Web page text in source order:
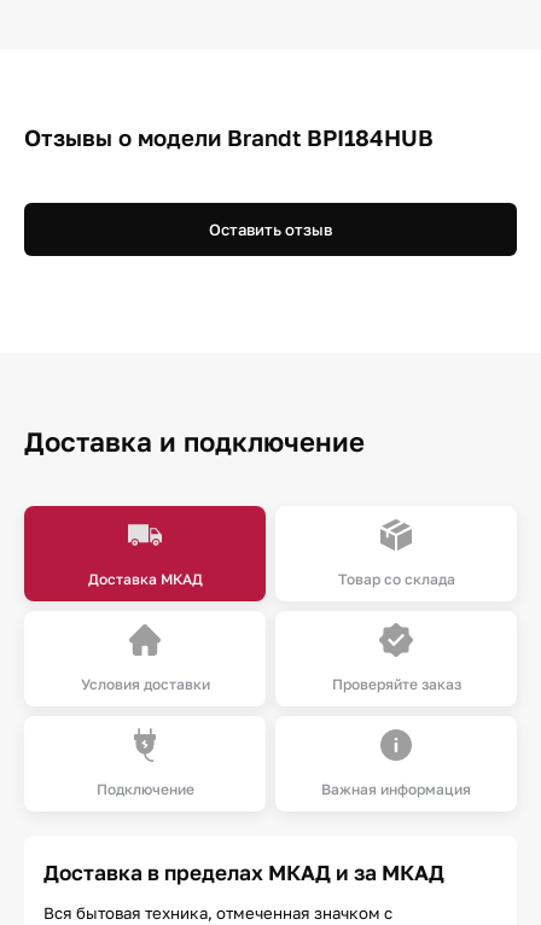
Отзывы о модели Brandt BPI184HUB
Оставить отзыв
Доставка и подключение
Доставка МКАД Товар со склада
Условия доставки Проверяйте заказ
Подключение Важная информация
Доставка в пределах МКАД и за МКАД
Вся бытовая техника, отмеченная значком с